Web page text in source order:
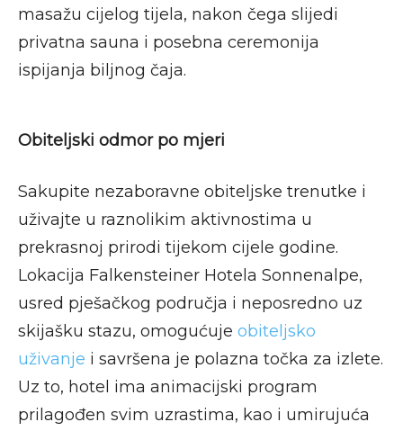
masažu cijelog tijela, nakon čega slijedi
privatna sauna i posebna ceremonija
ispijanja biljnog čaja​.
Obiteljski odmor po mjeri
Sakupite nezaboravne obiteljske trenutke i
uživajte u raznolikim aktivnostima u
prekrasnoj prirodi tijekom cijele godine.
Lokacija Falkensteiner Hotela Sonnenalpe,
usred pješačkog područja i neposredno uz
skijašku stazu, omogućuje obiteljsko
uživanje i savršena je polazna točka za izlete.
Uz to, hotel ima animacijski program
prilagođen svim uzrastima, kao i umirujuća